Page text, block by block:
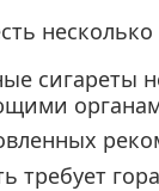
сигареты
требует